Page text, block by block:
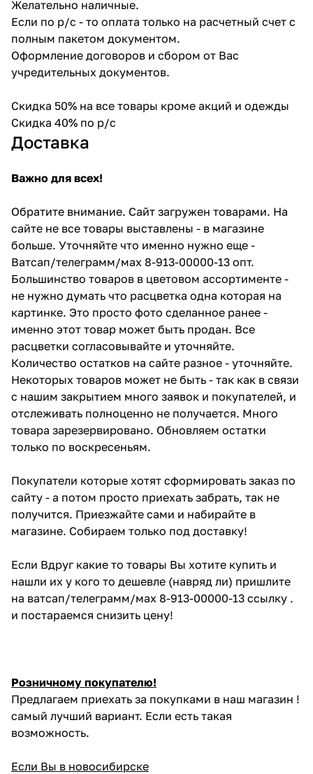
Желательно наличные.
Если по р/с - то оплата только на расчетный счет с
полным пакетом документом.
Оформление договоров и сбором от Вас
учредительных документов.
Скидка 50% на все товары кроме акций и одежды
Скидка 40% по р/с
Доставка
Важно для всех!
Обратите внимание. Сайт загружен товарами. На
сайте не все товары выставлены - в магазине
больше. Уточняйте что именно нужно еще -
Ватсап/телеграмм/мах 8-913-00000-13 опт.
Большинство товаров в цветовом ассортименте -
не нужно думать что расцветка одна которая на
картинке. Это просто фото сделанное ранее -
именно этот товар может быть продан. Все
расцветки согласовывайте и уточняйте.
Количество остатков на сайте разное - уточняйте.
Некоторых товаров может не быть - так как в связи
с нашим закрытием много заявок и покупателей, и
отслеживать полноценно не получается. Много
товара зарезервировано. Обновляем остатки
только по воскресеньям.
Покупатели которые хотят сформировать заказ по
сайту - а потом просто приехать забрать, так не
получится. Приезжайте сами и набирайте в
магазине. Собираем только под доставку!
Если Вдруг какие то товары Вы хотите купить и
нашли их у кого то дешевле (навряд ли) пришлите
на ватсап/телеграмм/мах 8-913-00000-13 ссылку .
и постараемся снизить цену!
Розничному покупателю!
Предлагаем приехать за покупками в наш магазин !
самый лучший вариант. Если есть такая
возможность.
Если Вы в новосибирске